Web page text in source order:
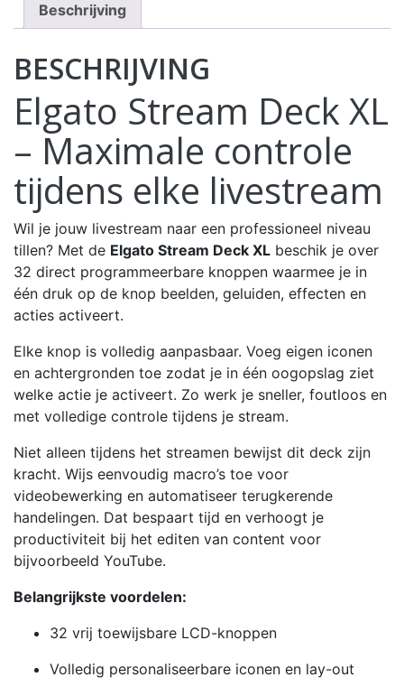
Beschrijving
BESCHRIJVING
Elgato Stream Deck XL
– Maximale controle
tijdens elke livestream
Wil je jouw livestream naar een professioneel niveau
tillen? Met de Elgato Stream Deck XL beschik je over
32 direct programmeerbare knoppen waarmee je in
één druk op de knop beelden, geluiden, effecten en
acties activeert.
Elke knop is volledig aanpasbaar. Voeg eigen iconen
en achtergronden toe zodat je in één oogopslag ziet
welke actie je activeert. Zo werk je sneller, foutloos en
met volledige controle tijdens je stream.
Niet alleen tijdens het streamen bewijst dit deck zijn
kracht. Wijs eenvoudig macro’s toe voor
videobewerking en automatiseer terugkerende
handelingen. Dat bespaart tijd en verhoogt je
productiviteit bij het editen van content voor
bijvoorbeeld YouTube.
Belangrijkste voordelen:
32 vrij toewijsbare LCD-knoppen
Volledig personaliseerbare iconen en lay-out